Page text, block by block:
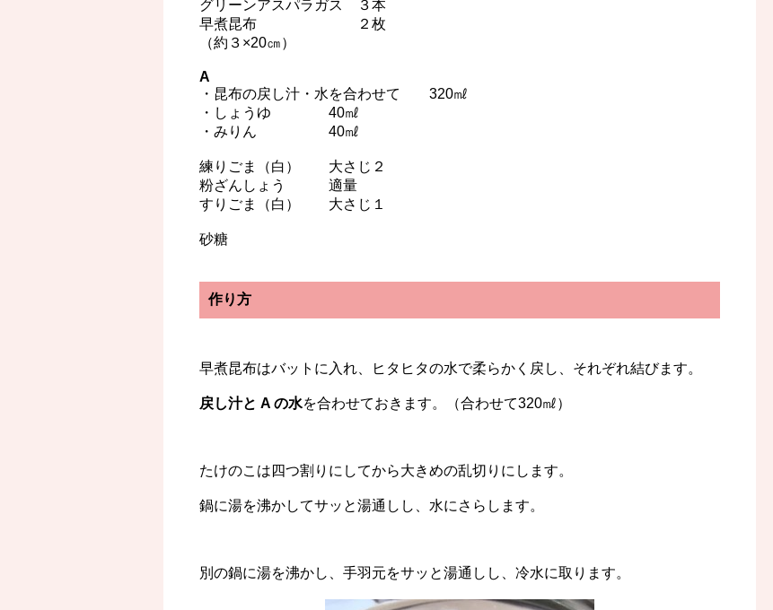
グリーンアスパラガス ３本
早煮昆布 ２枚
（約３×20㎝）
A
・昆布の戻し汁・水を合わせて 320㎖
・しょうゆ 40㎖
・みりん 40㎖
練りごま（白） 大さじ２
粉ざんしょう 適量
すりごま（白） 大さじ１
砂糖
作り方
早煮昆布はバットに入れ、ヒタヒタの水で柔らかく戻し、それぞれ結びます。
戻し汁と A の水を合わせておきます。（合わせて320㎖）
たけのこは四つ割りにしてから大きめの乱切りにします。
鍋に湯を沸かしてサッと湯通しし、水にさらします。
別の鍋に湯を沸かし、手羽元をサッと湯通しし、冷水に取ります。